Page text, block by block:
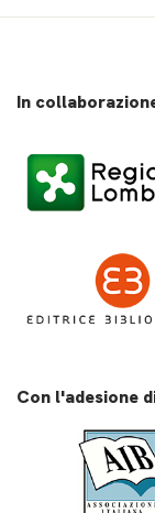
In
Con l'adesione